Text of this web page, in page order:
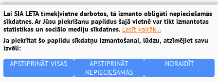
Lai SIA LETA tīmekļvietne darbotos, tā izmanto obligāti nepieciešamās
sīkdatnes. Ar Jūsu piekrišanu papildus šajā vietnē var tikt izmantotas
statistikas un sociālo mediju sīkdatnes. Lasīt vairāk...
Ja piekrītat šo papildu sīkdatņu izmantošanai, lūdzu, atzīmējiet savu
izvēli:
APSTIPRINĀT VISAS
APSTIPRINĀT
NEPIECIEŠAMĀS
NORAIDĪT